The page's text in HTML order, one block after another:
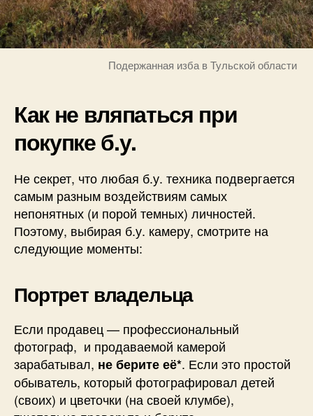
Подержанная изба в Тульской области
Как не вляпаться при
покупке б.у.
Не секрет, что любая б.у. техника подвергается
самым разным воздействиям самых
непонятных (и порой темных) личностей.
Поэтому, выбирая б.у. камеру, смотрите на
следующие моменты:
Портрет владельца
Если продавец — профессиональный
фотограф, и продаваемой камерой
зарабатывал, не берите её*. Если это простой
обыватель, который фотографировал детей
(своих) и цветочки (на своей клумбе),